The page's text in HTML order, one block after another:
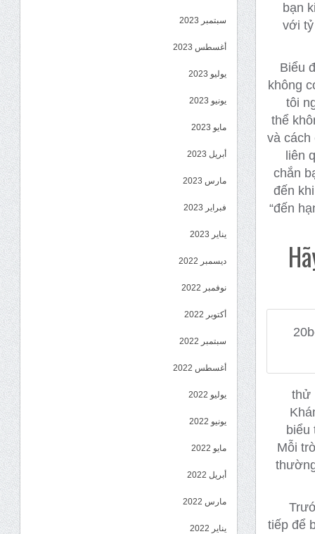
bạn
với
Biểu
không
tôi
thể
và cách
liên
chắn
đến
“đến
thử
biểu
Mỗi
tiếp để
سبتمبر 2023
أغسطس 2023
يوليو 2023
يونيو 2023
مايو 2023
أبريل 2023
مارس 2023
فبراير 2023
يناير 2023
ديسمبر 2022
نوفمبر 2022
أكتوبر 2022
سبتمبر 2022
أغسطس 2022
يوليو 2022
يونيو 2022
مايو 2022
أبريل 2022
مارس 2022
يناير 2022